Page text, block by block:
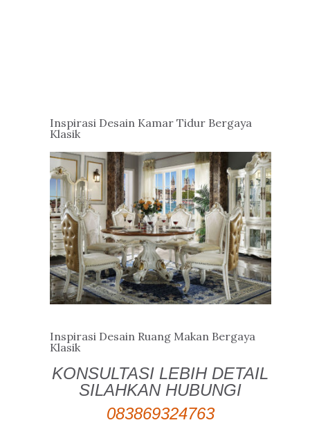
Inspirasi Desain Kamar Tidur Bergaya
Klasik
Inspirasi Desain Ruang Makan Bergaya
Klasik
KONSULTASI LEBIH DETAIL
SILAHKAN HUBUNGI
083869324763